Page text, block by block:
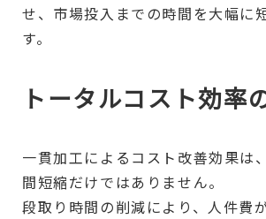
せ、市場投入までの時間を大幅に
す。
トータルコスト効率
一貫加工によるコスト改善効果は
間短縮だけではありません。
段取り時間の削減により、人件費